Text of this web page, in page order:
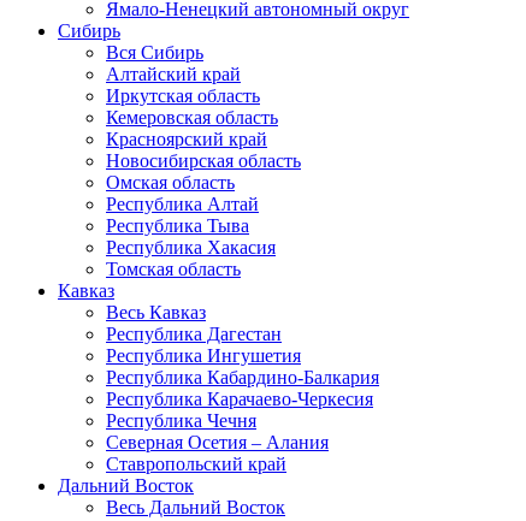
Ямало-Ненецкий автономный округ
Сибирь
Вся Сибирь
Алтайский край
Иркутская область
Кемеровская область
Красноярский край
Новосибирская область
Омская область
Республика Алтай
Республика Тыва
Республика Хакасия
Томская область
Кавказ
Весь Кавказ
Республика Дагестан
Республика Ингушетия
Республика Кабардино-Балкария
Республика Карачаево-Черкесия
Республика Чечня
Северная Осетия – Алания
Ставропольский край
Дальний Восток
Весь Дальний Восток